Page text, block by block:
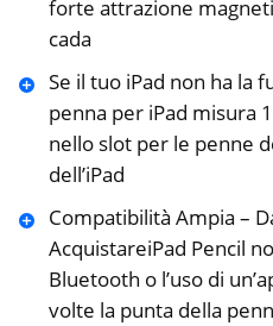
forte attrazione
cada
Se il tuo iPad non ha la
penna per iPad misura
nello slot per le penne
dell’iPad
Compatibilità Ampia –
AcquistareiPad Pencil
Bluetooth o l’uso di
volte la punta della